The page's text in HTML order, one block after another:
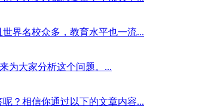
界名校众多，教育水平也一流...
为大家分析这个问题。...
？相信你通过以下的文章内容...